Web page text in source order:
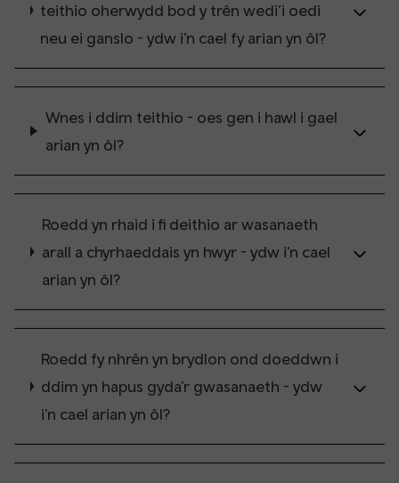
teithio oherwydd bod y trên wedi’i oedi
neu ei ganslo - ydw i’n cael fy arian yn ôl?
Wnes i ddim teithio - oes gen i hawl i gael
arian yn ôl?
Roedd yn rhaid i fi deithio ar wasanaeth
arall a chyrhaeddais yn hwyr - ydw i'n cael
arian yn ôl?
Roedd fy nhrên yn brydlon ond doeddwn i
ddim yn hapus gyda’r gwasanaeth - ydw
i'n cael arian yn ôl?